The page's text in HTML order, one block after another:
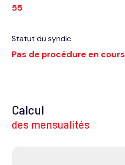
55
Statut du syndic
Pas de procédure en cours
Calcul
des mensualités